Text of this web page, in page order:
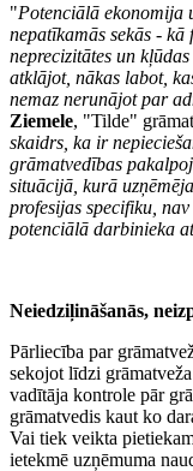
"Potenciālā ekonomija
nepatīkamās sekās -
neprecizitātes un
atklājot, nākas labot,
nemaz nerunājot par
Ziemele, "Tilde"
skaidrs, ka ir
grāmatvedības
situācijā, kurā
profesijas specifiku,
potenciālā darbinieka
Neiedziļināšanās,
Pārliecība par
sekojot līdzi
vadītāja kontrole pār
grāmatvedis kaut ko
Vai tiek veikta
ietekmē uzņēmuma